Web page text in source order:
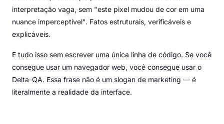
interpretação vaga, sem "este pixel mudou de cor em uma
nuance imperceptível". Fatos estruturais, verificáveis e
explicáveis.
E tudo isso sem escrever uma única linha de código. Se você
consegue usar um navegador web, você consegue usar o
Delta-QA. Essa frase não é um slogan de marketing — é
literalmente a realidade da interface.